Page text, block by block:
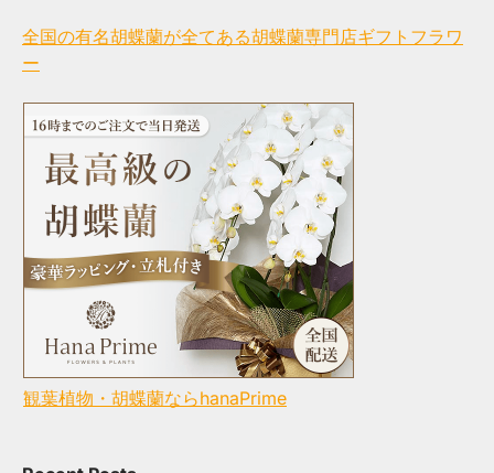
全国の有名胡蝶蘭が全てある胡蝶蘭専門店ギフトフラワ
ー
観葉植物・胡蝶蘭ならhanaPrime